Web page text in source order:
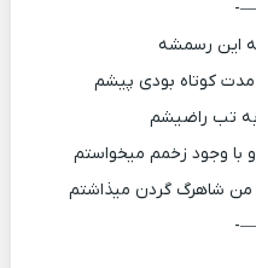
این رسمشه
کوتاه بودی پیشم
تب راضیشم
با وجود زخمم میخواستم
من شاهرگ گردن میذاشتم